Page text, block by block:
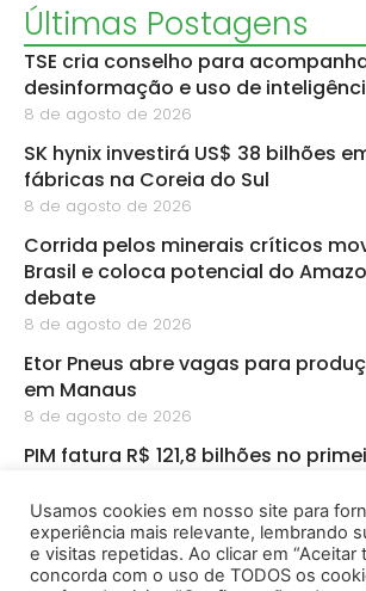
Últimas Postagens
TSE cria conselho para
desinformação e uso de
8 de agosto de 2026
SK hynix investirá US$ 38 bilhões
fábricas na Coreia do Sul
8 de agosto de 2026
Corrida pelos minerais críticos
Brasil e coloca potencial do
debate
8 de agosto de 2026
Etor Pneus abre vagas para
em Manaus
8 de agosto de 2026
PIM fatura R$ 121,8 bilhões no
CBA abre inscrições para startups
bioeconomia na Amazônia
8 de agosto de 2026
Usamos cookies em nosso site para
experiência mais relevante, lembrando
e visitas repetidas. Ao clicar em “Aceitar
concorda com o uso de TODOS os